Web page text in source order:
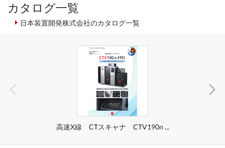
カタログ一覧
日本装置開発株式会社のカタログ一覧
高速X線 CTスキャナ CTV190n ...